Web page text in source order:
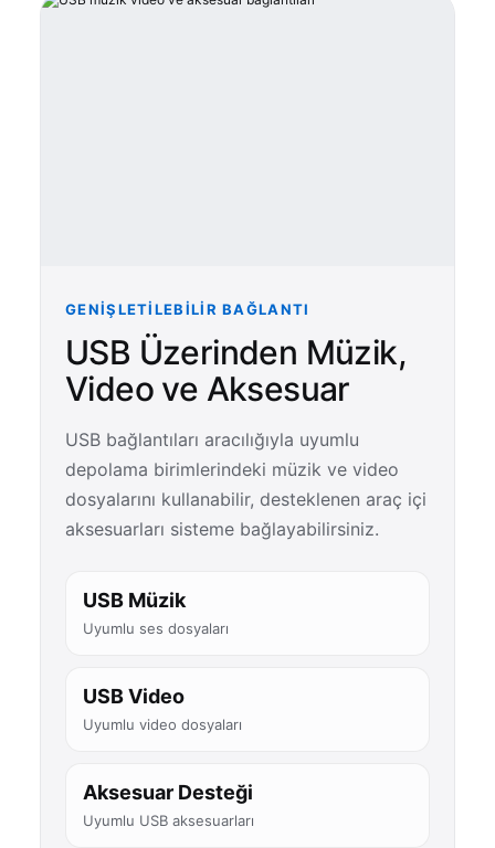
GENIŞLETILEBILIR BAĞLANTI
USB Üzerinden Müzik,
Video ve Aksesuar
USB bağlantıları aracılığıyla uyumlu
depolama birimlerindeki müzik ve video
dosyalarını kullanabilir, desteklenen araç içi
aksesuarları sisteme bağlayabilirsiniz.
USB Müzik
Uyumlu ses dosyaları
USB Video
Uyumlu video dosyaları
Aksesuar Desteği
Uyumlu USB aksesuarları